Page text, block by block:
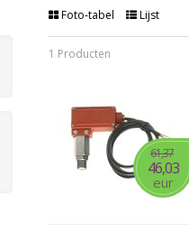
Foto-tabel Lijst
1 Producten
61,37
46,03
eur